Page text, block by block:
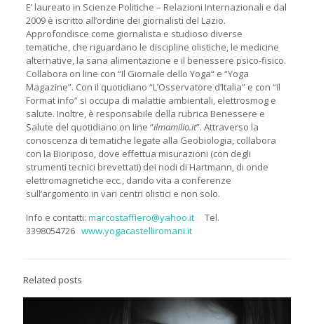
E’ laureato in Scienze Politiche – Relazioni Internazionali e dal
2009 è iscritto all’ordine dei giornalisti del Lazio.
Approfondisce come giornalista e studioso diverse
tematiche, che riguardano le discipline olistiche, le medicine
alternative, la sana alimentazione e il benessere psico-fisico.
Collabora on line con “Il Giornale dello Yoga“ e “Yoga
Magazine”. Con il quotidiano “L’Osservatore d’Italia” e con “Il
Format info” si occupa di malattie ambientali, elettrosmog e
salute. Inoltre, è responsabile della rubrica Benessere e
Salute del quotidiano on line “ilmamilio.it”. Attraverso la
conoscenza di tematiche legate alla Geobiologia, collabora
con la Bioriposo, dove effettua misurazioni (con degli
strumenti tecnici brevettati) dei nodi di Hartmann, di onde
elettromagnetiche ecc., dando vita a conferenze
sull’argomento in vari centri olistici e non solo.
Info e contatti: marcostaffiero@yahoo.itTel.
3398054726 www.yogacastelliromani.it
Related posts